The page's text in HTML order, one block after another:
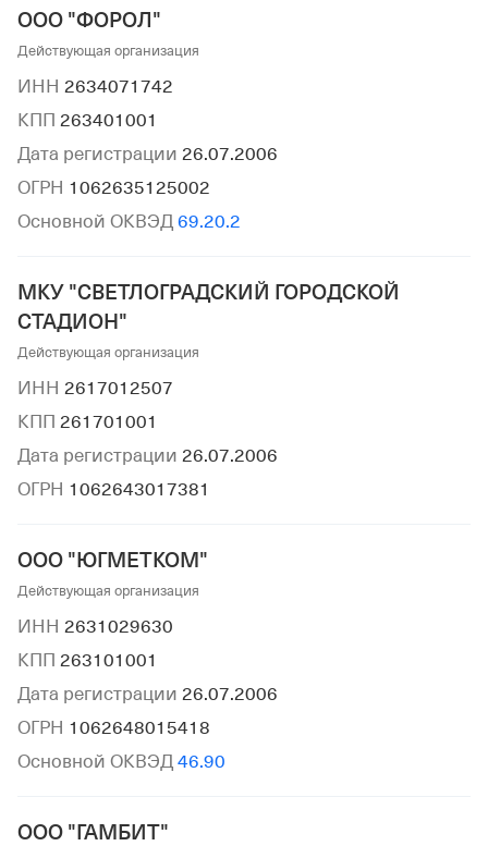
ООО "ФОРОЛ"
Действующая организация
ИНН 2634071742
КПП 263401001
Дата регистрации 26.07.2006
ОГРН 1062635125002
Основной ОКВЭД 69.20.2
МКУ "СВЕТЛОГРАДСКИЙ ГОРОДСКОЙ
СТАДИОН"
Действующая организация
ИНН 2617012507
КПП 261701001
Дата регистрации 26.07.2006
ОГРН 1062643017381
ООО "ЮГМЕТКОМ"
Действующая организация
ИНН 2631029630
КПП 263101001
Дата регистрации 26.07.2006
ОГРН 1062648015418
Основной ОКВЭД 46.90
ООО "ГАМБИТ"